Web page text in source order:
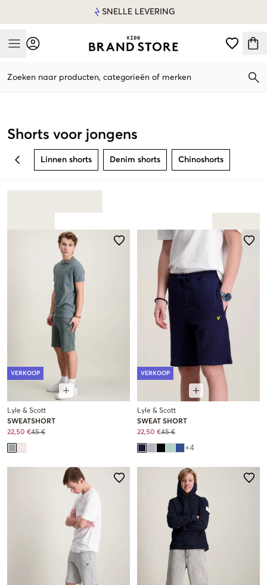
SNELLE LEVERING
Mobile Menu
Zoeken naar producten, categorieën of merken
Shorts voor jongens
BACK Linnen shorts Denim shorts Chinoshorts
VERKOOP
Lyle & Scott
SWEATSHORT
22,50 €45 €
VERKOOP
Lyle & Scott
SWEAT SHORT
22,50 €45 €
+4